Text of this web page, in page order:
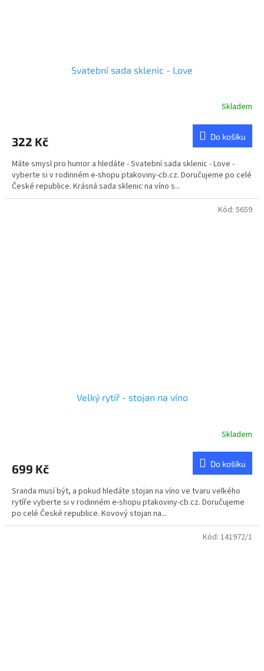
Svatební sada sklenic - Love
Skladem
322 Kč Do košíku
Máte smysl pro humor a hledáte - Svatební sada sklenic - Love -
vyberte si v rodinném e-shopu ptakoviny-cb.cz. Doručujeme po celé
České republice. Krásná sada sklenic na víno s...
Velký rytíř - stojan na víno
je
z
5
hvězdiček.
Skladem
699 Kč Do košíku
Sranda musí být, a pokud hledáte stojan na víno ve tvaru velkého
rytíře vyberte si v rodinném e-shopu ptakoviny-cb.cz. Doručujeme
po celé České republice. Kovový stojan na...
Kód: 5659
Kód: 141972/1